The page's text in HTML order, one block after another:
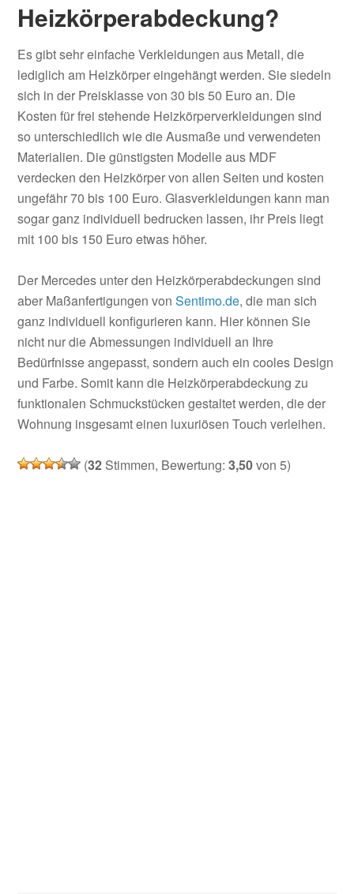
Heizkörperabdeckung?
Es gibt sehr einfache Verkleidungen aus Metall, die
lediglich am Heizkörper eingehängt werden. Sie siedeln
sich in der Preisklasse von 30 bis 50 Euro an. Die
Kosten für frei stehende Heizkörperverkleidungen sind
so unterschiedlich wie die Ausmaße und verwendeten
Materialien. Die günstigsten Modelle aus MDF
verdecken den Heizkörper von allen Seiten und kosten
ungefähr 70 bis 100 Euro. Glasverkleidungen kann man
sogar ganz individuell bedrucken lassen, ihr Preis liegt
mit 100 bis 150 Euro etwas höher.
Der Mercedes unter den Heizkörperabdeckungen sind
aber Maßanfertigungen vonSentimo.de, die man sich
ganz individuell konfigurieren kann. Hier können Sie
nicht nur die Abmessungen individuell an Ihre
Bedürfnisse angepasst, sondern auch ein cooles Design
und Farbe. Somit kann die Heizkörperabdeckung zu
funktionalen Schmuckstücken gestaltet werden, die der
Wohnung insgesamt einen luxuriösen Touch verleihen.
(32 Stimmen, Bewertung:3,50von 5)